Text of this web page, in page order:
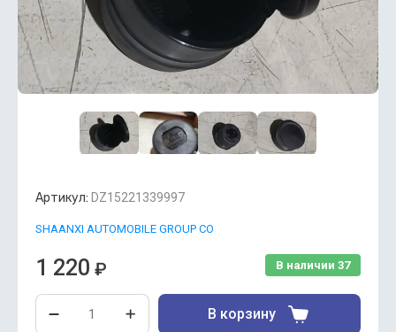
Артикул: DZ15221339997
SHAANXI AUTOMOBILE GROUP CO
В наличии 37
1 220 ₽
В корзину